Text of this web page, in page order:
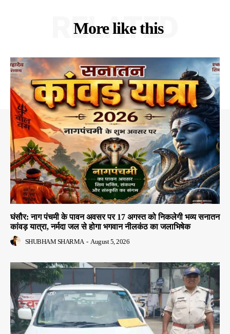
More like this
RELATED
घंसौर: नाग पंचमी के पावन अवसर पर 17 अगस्त को निकलेगी भव्य सनातन
कांवड़ यात्रा, नर्मदा जल से होगा भगवान नीलकंठ का जलाभिषेक
SHUBHAM SHARMA - August 5, 2026